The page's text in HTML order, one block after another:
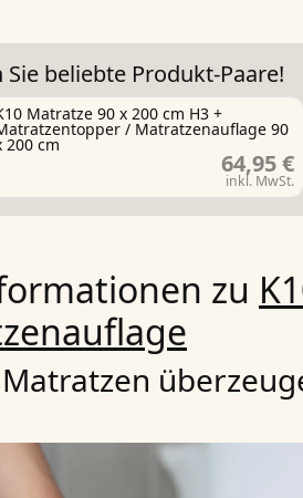
Sie beliebte Produkt-Paare!
Matratze 90 x 200 cm H3 +
/ Matratzenauflage 90
200 cm
64,95 €
inkl. MwSt.
zu